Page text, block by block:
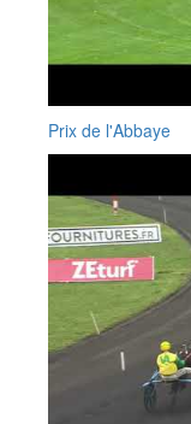
Prix de l'Abbaye